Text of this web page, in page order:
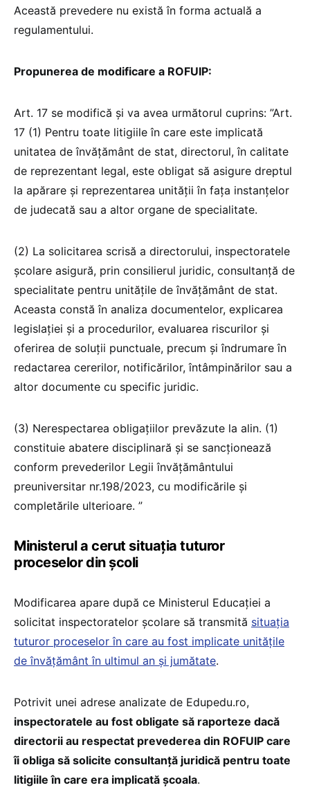
Această prevedere nu există în forma actuală a
regulamentului.
Propunerea de modificare a ROFUIP:
Art. 17 se modifică și va avea următorul cuprins: ”Art.
17 (1) Pentru toate litigiile în care este implicată
unitatea de învăţământ de stat, directorul, în calitate
de reprezentant legal, este obligat să asigure dreptul
la apărare și reprezentarea unității în fața instanțelor
de judecată sau a altor organe de specialitate.
(2) La solicitarea scrisă a directorului, inspectoratele
școlare asigură, prin consilierul juridic, consultanță de
specialitate pentru unitățile de învățământ de stat.
Aceasta constă în analiza documentelor, explicarea
legislației și a procedurilor, evaluarea riscurilor și
oferirea de soluții punctuale, precum și îndrumare în
redactarea cererilor, notificărilor, întâmpinărilor sau a
altor documente cu specific juridic.
(3) Nerespectarea obligațiilor prevăzute la alin. (1)
constituie abatere disciplinară și se sancționează
conform prevederilor Legii învățământului
preuniversitar nr.198/2023, cu modificările și
completările ulterioare. ”
Ministerul a cerut situația tuturor
proceselor din școli
Modificarea apare după ce Ministerul Educației a
solicitat inspectoratelor școlare să transmită situația
tuturor proceselor în care au fost implicate unitățile
de învățământ în ultimul an și jumătate.
Potrivit unei adrese analizate de Edupedu.ro,
inspectoratele au fost obligate să raporteze dacă
directorii au respectat prevederea din ROFUIP care
îi obliga să solicite consultanță juridică pentru toate
litigiile în care era implicată școala.